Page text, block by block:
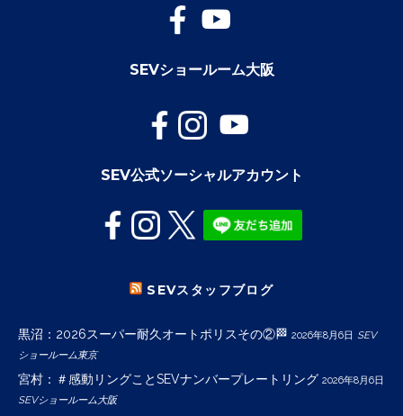
SEVショールーム大阪
SEV公式ソーシャルアカウント
SEVスタッフブログ
黒沼：2026スーパー耐久オートポリスその②🏁 2026年8月6日 SEV
ショールーム東京
宮村：＃感動リングことSEVナンバープレートリング 2026年8月6日
SEVショールーム大阪